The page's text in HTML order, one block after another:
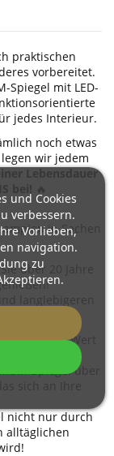
praktischen
vorbereitet.
Spiegel mit LED-
jedes Interieur.
noch etwas
wir jedem
Lebensdauer
bei! 🔥
in Sachen
über 20 Jahre
langlebigeren
Wert
Spiegel über
sich an Ihre
nicht nur durch
alltäglichen
und Cookies
verbessern.
Vorlieben,
navigation.
zu